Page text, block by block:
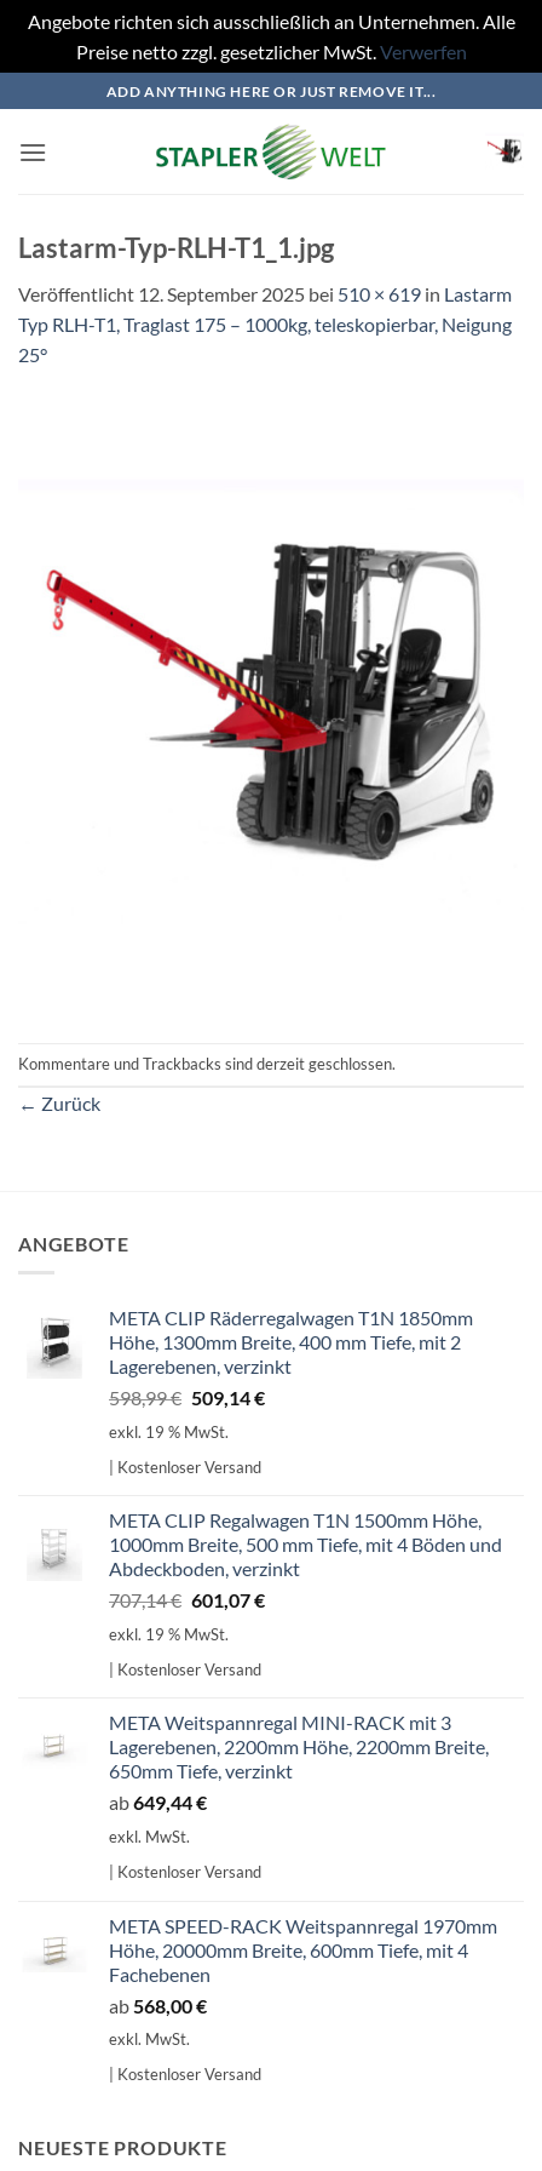
Angebote richten sich ausschließlich an Unternehmen. Alle
Preise netto zzgl. gesetzlicher MwSt.Verwerfen
Inhalt
springen
ADD ANYTHING HERE OR JUST REMOVE IT...
Lastarm-Typ-RLH-T1_1.jpg
Veröffentlicht 12. September 2025 bei 510 × 619 in Lastarm
Typ RLH-T1, Traglast 175 – 1000kg, teleskopierbar, Neigung
25°
Kommentare und Trackbacks sind derzeit geschlossen.
← Zurück
ANGEBOTE
META CLIP Räderregalwagen T1N 1850mm
Höhe, 1300mm Breite, 400 mm Tiefe, mit 2
Lagerebenen, verzinkt
598,99€ Ursprünglicher
Preis
598,99 €
509,14€Aktueller
exkl. 19 % MwSt.
| Kostenloser Versand
META CLIP Regalwagen T1N 1500mm Höhe,
1000mm Breite, 500 mm Tiefe, mit 4 Böden und
Abdeckboden, verzinkt
707,14€ Ursprünglicher
Preis
707,14 €
601,07€Aktueller
exkl. 19 % MwSt.
| Kostenloser Versand
META Weitspannregal MINI-RACK mit 3
Lagerebenen, 2200mm Höhe, 2200mm Breite,
650mm Tiefe, verzinkt
ab649,44€
exkl. MwSt.
| Kostenloser Versand
META SPEED-RACK Weitspannregal 1970mm
Höhe, 20000mm Breite, 600mm Tiefe, mit 4
Fachebenen
ab 568,00€
exkl. MwSt.
| Kostenloser Versand
NEUESTE PRODUKTE